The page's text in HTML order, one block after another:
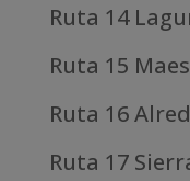
Ruta 14
Ruta 15
Ruta 16
Ruta 17